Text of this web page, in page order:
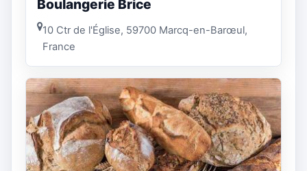
Boulangerie Brice
10 Ctr de l'Église, 59700 Marcq-en-Barœul,
France